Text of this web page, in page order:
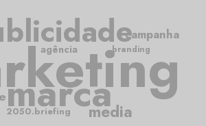
marca
campanha
media
agência
2050.briefing
branding